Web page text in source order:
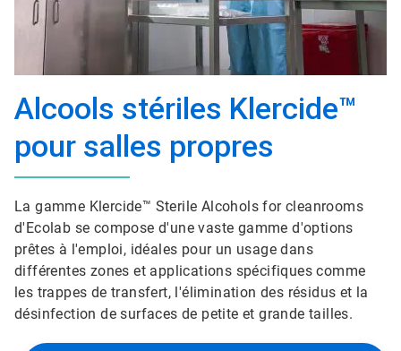
Alcools stériles Klercide™
pour salles propres
La gamme Klercide™ Sterile Alcohols for cleanrooms
d'Ecolab se compose d'une vaste gamme d'options
prêtes à l'emploi, idéales pour un usage dans
différentes zones et applications spécifiques comme
les trappes de transfert, l'élimination des résidus et la
désinfection de surfaces de petite et grande tailles.